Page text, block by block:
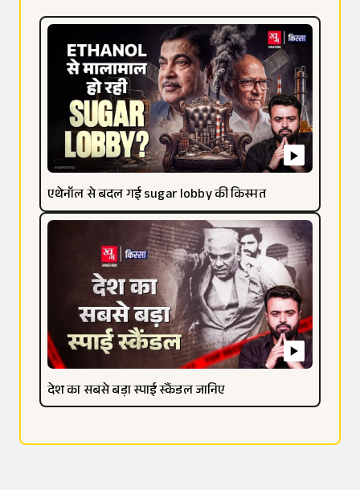
एथेनॉल से बदल गई sugar lobby की किस्मत
देश का सबसे बड़ा स्पाई स्कैंडल जानिए